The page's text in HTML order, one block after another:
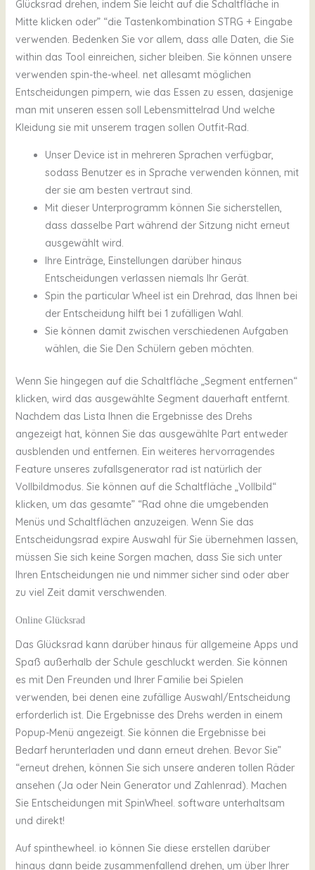
Glücksrad drehen, indem Sie leicht auf die Schaltfläche in
Mitte klicken oder” “die Tastenkombination STRG + Eingabe
verwenden. Bedenken Sie vor allem, dass alle Daten, die Sie
within das Tool einreichen, sicher bleiben. Sie können unsere
verwenden spin-the-wheel. net allesamt möglichen
Entscheidungen pimpern, wie das Essen zu essen, dasjenige
man mit unseren essen soll Lebensmittelrad Und welche
Kleidung sie mit unserem tragen sollen Outfit-Rad.
Unser Device ist in mehreren Sprachen verfügbar,
sodass Benutzer es in Sprache verwenden können, mit
der sie am besten vertraut sind.
Mit dieser Unterprogramm können Sie sicherstellen,
dass dasselbe Part während der Sitzung nicht erneut
ausgewählt wird.
Ihre Einträge, Einstellungen darüber hinaus
Entscheidungen verlassen niemals Ihr Gerät.
Spin the particular Wheel ist ein Drehrad, das Ihnen bei
der Entscheidung hilft bei 1 zufälligen Wahl.
Sie können damit zwischen verschiedenen Aufgaben
wählen, die Sie Den Schülern geben möchten.
Wenn Sie hingegen auf die Schaltfläche „Segment entfernen“
klicken, wird das ausgewählte Segment dauerhaft entfernt.
Nachdem das Lista Ihnen die Ergebnisse des Drehs
angezeigt hat, können Sie das ausgewählte Part entweder
ausblenden und entfernen. Ein weiteres hervorragendes
Feature unseres zufallsgenerator rad ist natürlich der
Vollbildmodus. Sie können auf die Schaltfläche „Vollbild“
klicken, um das gesamte” “Rad ohne die umgebenden
Menüs und Schaltflächen anzuzeigen. Wenn Sie das
Entscheidungsrad expire Auswahl für Sie übernehmen lassen,
müssen Sie sich keine Sorgen machen, dass Sie sich unter
Ihren Entscheidungen nie und nimmer sicher sind oder aber
zu viel Zeit damit verschwenden.
Online Glücksrad
Das Glücksrad kann darüber hinaus für allgemeine Apps und
Spaß außerhalb der Schule geschluckt werden. Sie können
es mit Den Freunden und Ihrer Familie bei Spielen
verwenden, bei denen eine zufällige Auswahl/Entscheidung
erforderlich ist. Die Ergebnisse des Drehs werden in einem
Popup-Menü angezeigt. Sie können die Ergebnisse bei
Bedarf herunterladen und dann erneut drehen. Bevor Sie”
“erneut drehen, können Sie sich unsere anderen tollen Räder
ansehen (Ja oder Nein Generator und Zahlenrad). Machen
Sie Entscheidungen mit SpinWheel. software unterhaltsam
und direkt!
Auf spinthewheel. io können Sie diese erstellen darüber
hinaus dann beide zusammenfallend drehen, um über Ihrer